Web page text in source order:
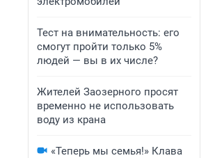
Тест на внимательность: его
смогут пройти только 5%
людей — вы в их числе?
Жителей Заозерного просят
временно не использовать
воду из крана
«Теперь мы семья!» Клава